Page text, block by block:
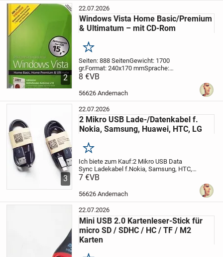
2
22.07.2026
Windows Vista Home Basic/Premium
& Ultimatum – mit CD-Rom
Merken
Seiten: 888 SeitenGewicht: 1700
gr.Format: 240x170 mmSprache:
Deutsch
7723-1140-6 Kurzbeschreibung:
8 €VB
56626 Andernach
3
22.07.2026
2 Mikro USB Lade-/Datenkabel f.
Nokia, Samsung, Huawei, HTC, LG
Merken
Ich biete zum Kauf:2 Mikro USB Data
Sync Ladekabel f.Nokia, Samsung, HTC,
LG, Blackberry
über einen microUSB-Anschluss verfügen
7 €VB
56626 Andernach
22.07.2026
Mini USB 2.0 Kartenleser-Stick für
micro SD / SDHC / HC / TF / M2
Karten